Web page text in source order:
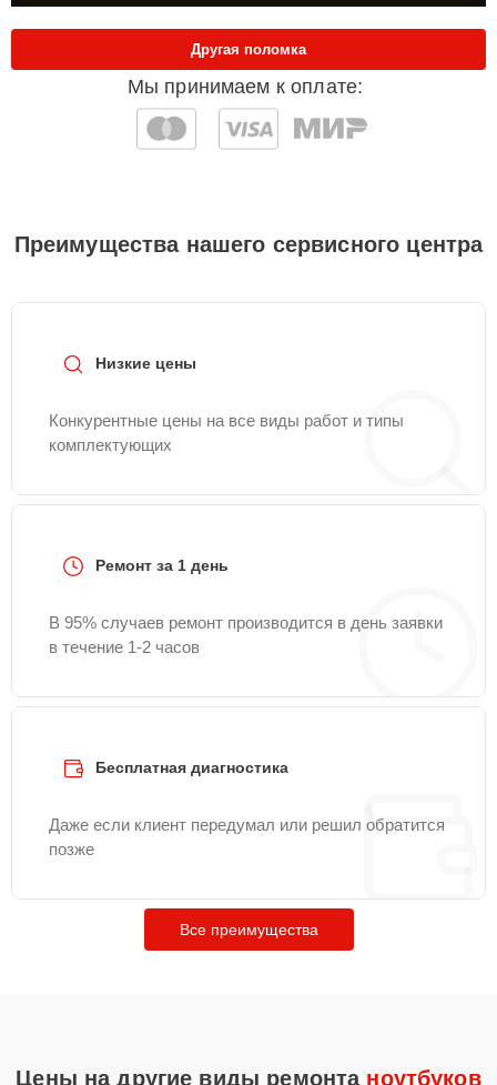
Мы принимаем к оплате:
Другая поломка
Преимущества нашего сервисного центра
Низкие цены
Конкурентные цены на все виды работ и типы
комплектующих
Ремонт за 1 день
В 95% случаев ремонт производится в день заявки
в течение 1-2 часов
Бесплатная диагностика
Даже если клиент передумал или решил обратится
позже
Все преимущества
Цены на другие виды ремонта ноутбуков